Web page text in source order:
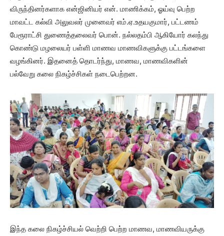
விருந்தினர்களாக என்ஜினியர் என். மாணிக்கம், ஓய்வு பெற்ற
மாவட்ட கல்வி அலுவலர் முனைவர் எம்.ஏ.உதயகுமார், பட்டணம்
பேரூராட்சி துணைத்தலைவர் பொன். நல்லதம்பி ஆகியோர் கலந்து
கொண்டு மழலையர் பள்ளி மாணவ மாணவிகளுக்கு பட்டங்களை
வழங்கினர். இதனைத் தொடர்ந்து, மாணவ, மாணவிகளின்
பல்வேறு கலை நிகழ்ச்சிகள் நடைபெற்றன.
இந்த கலை நிகழ்ச்சியல் வெற்றி பெற்ற மாணவ, மாணவியருக்கு